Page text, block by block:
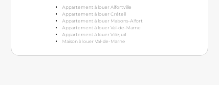
Appartement à louer Alfortville
Appartement à louer Créteil
Appartement à louer Maisons-Alfort
Appartement à louer Val-de-Marne
Appartement à louer Villejuif
Maison à louer Val-de-Marne